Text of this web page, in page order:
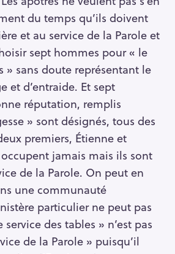
du temps qu’ils doivent
et au service de la Parole et
sept hommes pour « le
» sans doute représentant le
et d’entraide. Et sept
réputation, remplis
» sont désignés, tous des
premiers, Étienne et
occupent jamais mais ils sont
de la Parole. On peut en
une communauté
particulier ne peut pas
des tables » n’est pas
de la Parole » puisqu’il